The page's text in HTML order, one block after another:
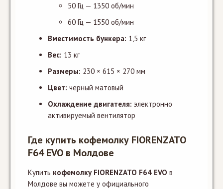
50 Гц — 1350 об/мин
60 Гц — 1550 об/мин
Вместимость бункера: 1,5 кг
Вес: 13 кг
Размеры: 230 × 615 × 270 мм
Цвет: черный матовый
Охлаждение двигателя: электронно
активируемый вентилятор
Где купить кофемолку FIORENZATO
F64 EVO в Молдове
Купить кофемолку FIORENZATO F64 EVO в
Молдове вы можете у официального